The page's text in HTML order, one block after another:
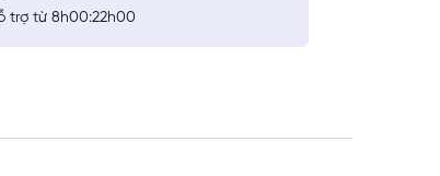
trợ từ 8h00:22h00